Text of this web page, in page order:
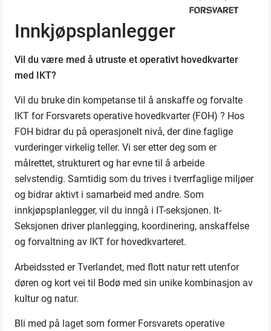
Innkjøpsplanlegger
Vil du være med å utruste et operativt hovedkvarter
med IKT?
Vil du bruke din kompetanse til å anskaffe og forvalte
IKT for Forsvarets operative hovedkvarter (FOH) ? Hos
FOH bidrar du på operasjonelt nivå, der dine faglige
vurderinger virkelig teller. Vi ser etter deg som er
målrettet, strukturert og har evne til å arbeide
selvstendig. Samtidig som du trives i tverrfaglige miljøer
og bidrar aktivt i samarbeid med andre. Som
innkjøpsplanlegger, vil du inngå i IT-seksjonen. It-
Seksjonen driver planlegging, koordinering, anskaffelse
og forvaltning av IKT for hovedkvarteret.
Arbeidssted er Tverlandet, med flott natur rett utenfor
døren og kort vei til Bodø med sin unike kombinasjon av
kultur og natur.
Bli med på laget som former Forsvarets operative